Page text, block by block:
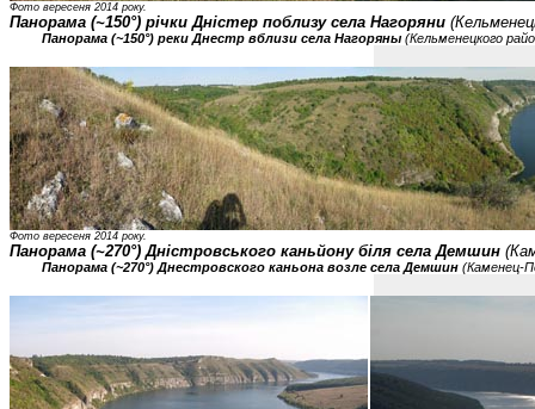
Фото вересеня 2014 року.
Панорама (~150°) річки Дністер поблизу села Нагоряни
Панорама (~150°) реки Днестр вблизи села Нагоряны(Кельменецкого
Фото вересеня 2014 року.
Панорама (~270°) Дністровського каньйону біля села Демшин
Панорама (~270°) Днестровского каньона возле села Демшин(Каменец-